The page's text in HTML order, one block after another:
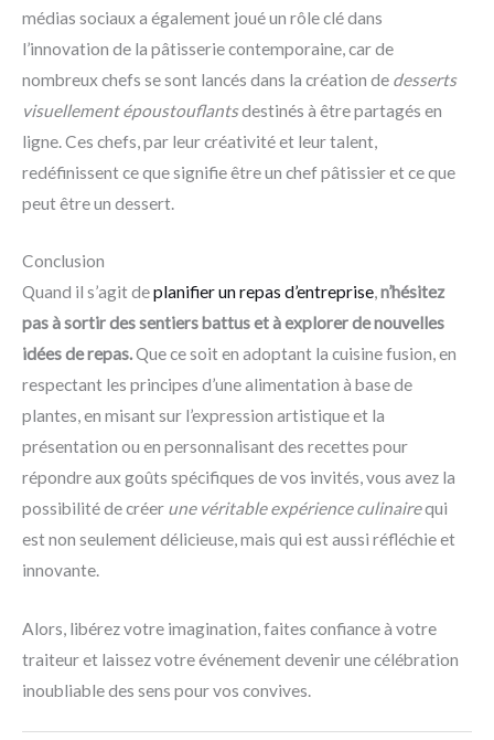
médias sociaux a également joué un rôle clé dans
l’innovation de la pâtisserie contemporaine, car de
nombreux chefs se sont lancés dans la création de desserts
visuellement époustouflantsdestinés à être partagés en
ligne. Ces chefs, par leur créativité et leur talent,
redéfinissent ce que signifie être un chef pâtissier et ce que
peut être un dessert.
Conclusion
Quand il s’agit deplanifier un repas d’entreprise,n’hésitez
pas à sortir des sentiers battus et à explorer de nouvelles
idées de repas.Que ce soit en adoptant la cuisine fusion, en
respectant les principes d’une alimentation à base de
plantes, en misant sur l’expression artistique et la
présentation ou en personnalisant des recettes pour
répondre aux goûts spécifiques de vos invités, vous avez la
possibilité de créer une véritable expérience culinairequi
est non seulement délicieuse, mais qui est aussi réfléchie et
innovante.
Alors, libérez votre imagination, faites confiance à votre
traiteur et laissez votre événement devenir une célébration
inoubliable des sens pour vos convives.